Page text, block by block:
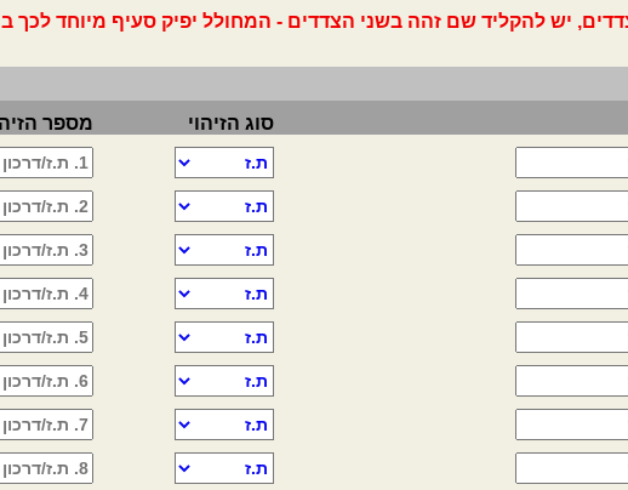
יש להקליד שם זהה בשני הצדדים - המחולל יפיק סעיף מיוחד לכך
סוג הזיהוי מספר